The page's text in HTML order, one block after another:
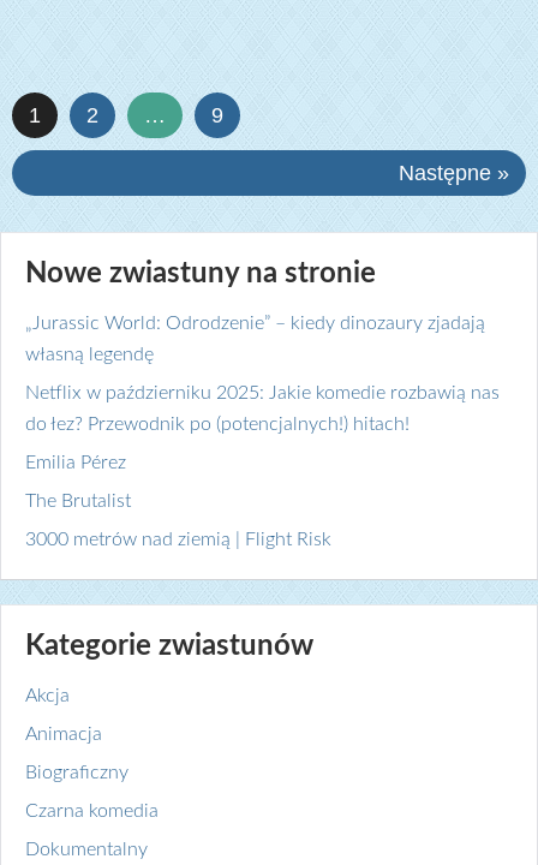
1 2 … 9
Następne »
Nowe zwiastuny na stronie
„Jurassic World: Odrodzenie” – kiedy dinozaury zjadają
własną legendę
Netflix w październiku 2025: Jakie komedie rozbawią nas
do łez? Przewodnik po (potencjalnych!) hitach!
Emilia Pérez
The Brutalist
3000 metrów nad ziemią | Flight Risk
Kategorie zwiastunów
Akcja
Animacja
Biograficzny
Czarna komedia
Dokumentalny